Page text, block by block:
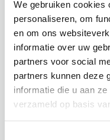
We gebruiken cookies
personaliseren, om
en om ons
informatie over uw
partners voor social
partners kunnen deze
informatie die u aan
verzameld op basis
NEPHROLEPSIS / SC-
5009UV
BOSTON
VAREN